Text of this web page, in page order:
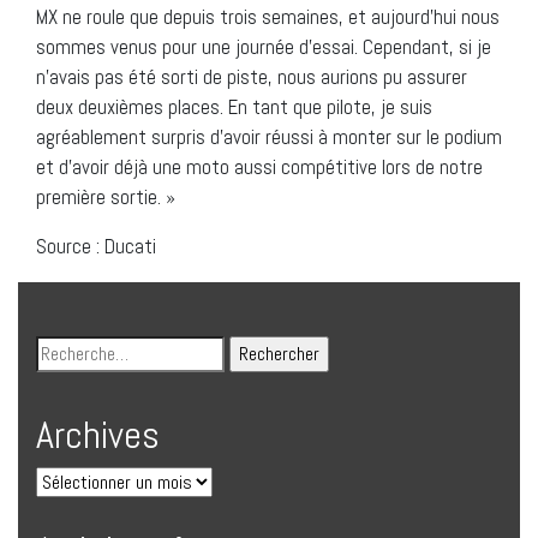
MX ne roule que depuis trois semaines, et aujourd’hui nous
sommes venus pour une journée d’essai. Cependant, si je
n’avais pas été sorti de piste, nous aurions pu assurer
deux deuxièmes places. En tant que pilote, je suis
agréablement surpris d’avoir réussi à monter sur le podium
et d’avoir déjà une moto aussi compétitive lors de notre
première sortie. »
Source : Ducati
Archives